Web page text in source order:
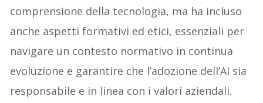
comprensione della tecnologia, ma ha incluso
anche aspetti formativi ed etici, essenziali per
navigare un contesto normativo in continua
evoluzione e garantire che l’adozione dell’AI sia
responsabile e in linea con i valori aziendali.